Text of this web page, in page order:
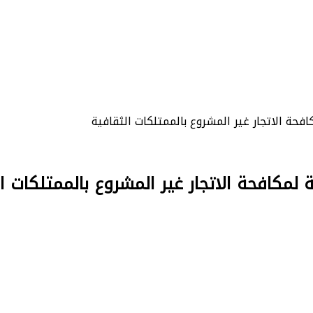
الاتجار غير المشروع بالممتلكات الثقافية
الاتجار غير المشروع بالممتلكات